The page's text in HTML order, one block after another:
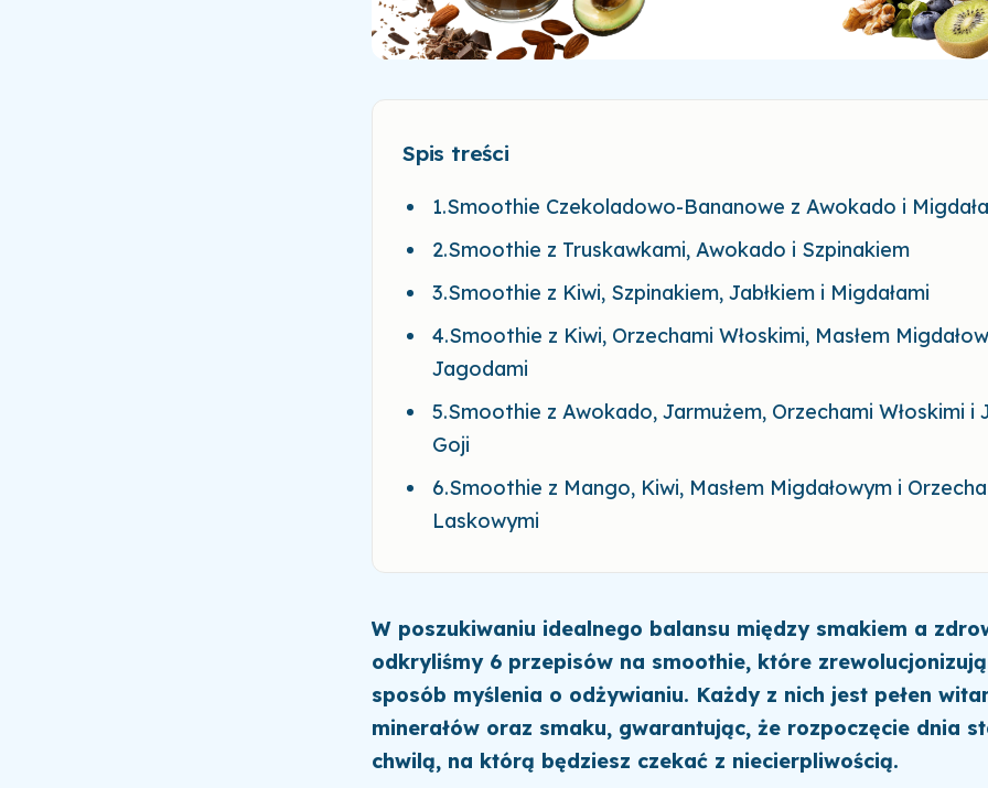
Spis treści
1.Smoothie Czekoladowo-Bananowe z Awokado i
2.Smoothie z Truskawkami, Awokado i Szpinakiem
3.Smoothie z Kiwi, Szpinakiem, Jabłkiem i Migdałami
4.Smoothie z Kiwi, Orzechami Włoskimi, Masłem
Jagodami
5.Smoothie z Awokado, Jarmużem, Orzechami Włoskimi i
Goji
6.Smoothie z Mango, Kiwi, Masłem Migdałowym i
Laskowymi
W poszukiwaniu idealnego balansu między smakiem a
odkryliśmy 6 przepisów na smoothie, które
sposób myślenia o odżywianiu. Każdy z nich jest pełen
minerałów oraz smaku, gwarantując, że rozpoczęcie dnia
chwilą, na którą będziesz czekać z niecierpliwością.